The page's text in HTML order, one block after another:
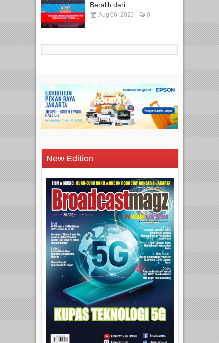
Beralih dari...
Aug 06, 2026 0
New Edition